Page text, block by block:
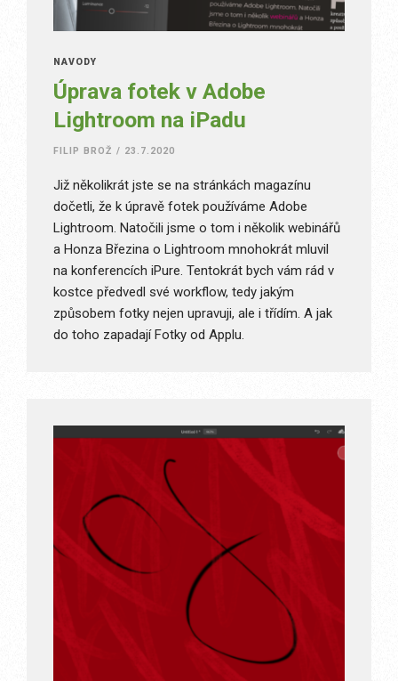
NÁVODY
Úprava fotek v Adobe
Lightroom na iPadu
FILIP BROŽ / 23.7.2020
Již několikrát jste se na stránkách magazínu
dočetli, že k úpravě fotek používáme Adobe
Lightroom. Natočili jsme o tom i několik webinářů
a Honza Březina o Lightroom mnohokrát mluvil
na konferencích iPure. Tentokrát bych vám rád v
kostce předvedl své workflow, tedy jakým
způsobem fotky nejen upravuji, ale i třídím. A jak
do toho zapadají Fotky od Applu.